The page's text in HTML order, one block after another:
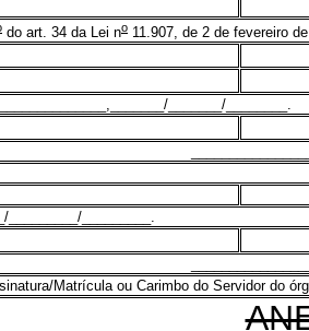
do art. 34 da Lei no 11.907, de 2 de fevereiro
_______/________.
_________/_________.
Matrícula ou Carimbo do Servidor do